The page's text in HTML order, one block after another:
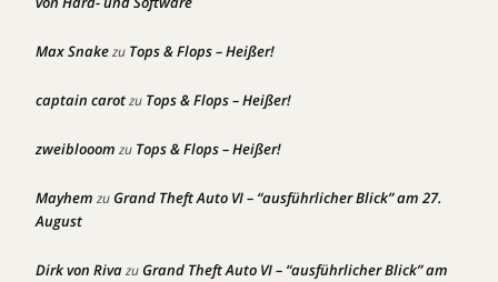
Max Snakezu Tops & Flops – Heißer!
captain carotzu Tops & Flops – Heißer!
zweiblooom zu Tops & Flops – Heißer!
Mayhem zuGrand Theft Auto VI – “ausführlicher Blick” am 27.
August
Dirk von RivazuGrand Theft Auto VI – “ausführlicher Blick” am